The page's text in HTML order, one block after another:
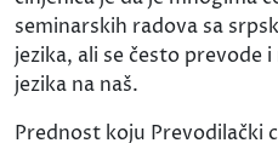
seminarskih radova sa
jezika, ali se često prevode
jezika na naš.
Prednost koju Prevodilački